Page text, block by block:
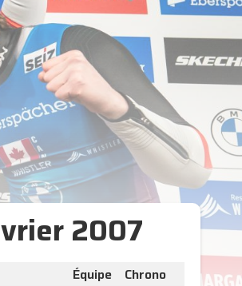
2007
Équipe
Chrono